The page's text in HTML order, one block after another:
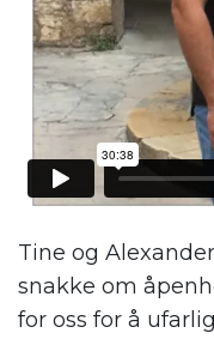
Tine og
snakke om
for oss for å